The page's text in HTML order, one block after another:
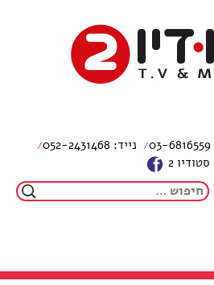
נייד: 052-2431468
סטודיו 2
חיפוש: